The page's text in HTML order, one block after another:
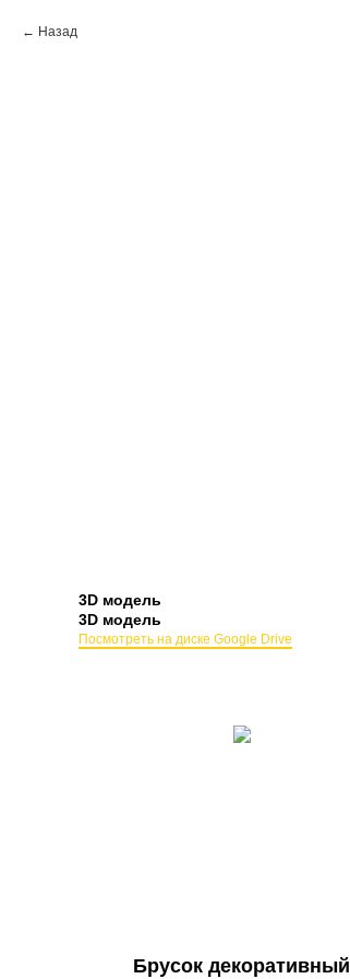
Назад
3D модель
3D модель
Посмотреть на диске Google Drive
Брусок декоративный